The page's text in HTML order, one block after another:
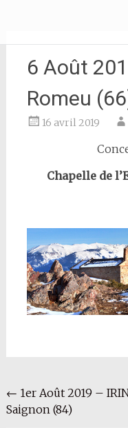
contenu
principal6 Août
Romeu
16 avril 2019
Chapelle de
Navigation
de
← 1er Août 2019 –
Saignon (84)